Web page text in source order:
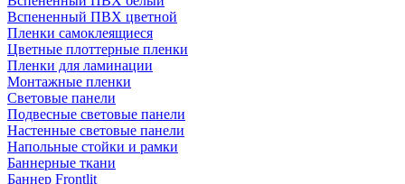
Вспененный ПВХ цветной
Пленки самоклеящиеся
Цветные плоттерные пленки
Пленки для ламинации
Монтажные пленки
Световые панели
Подвесные световые панели
Настенные световые панели
Напольные стойки и рамки
Баннерные ткани
Баннер Frontlit